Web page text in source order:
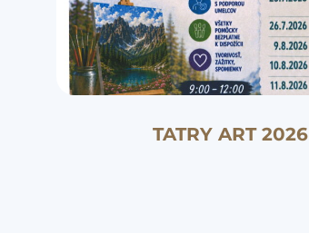
TATRY ART 2026